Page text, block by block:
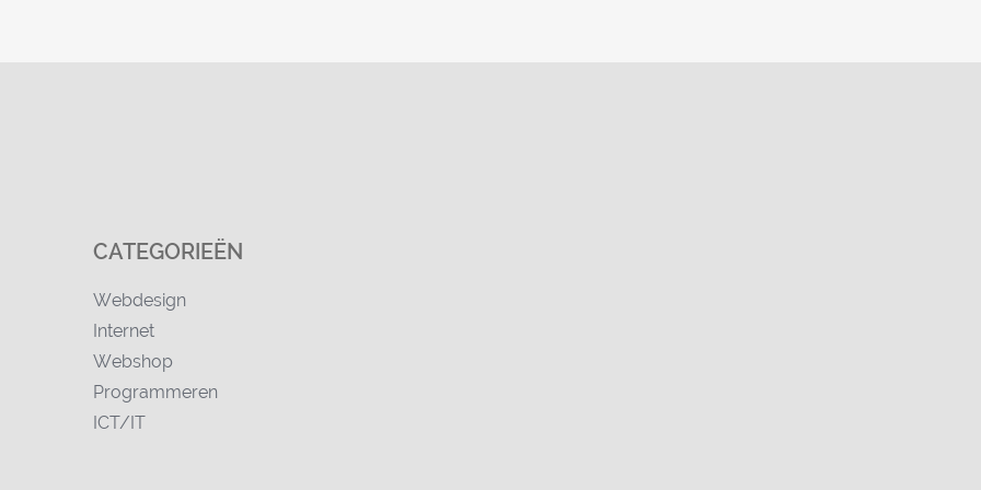
CATEGORIEËN
Webdesign
Internet
Webshop
Programmeren
ICT/IT